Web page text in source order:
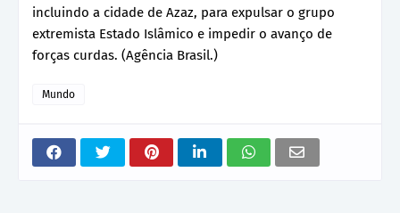
incluindo a cidade de Azaz, para expulsar o grupo
extremista Estado Islâmico e impedir o avanço de
forças curdas. (Agência Brasil.)
Mundo